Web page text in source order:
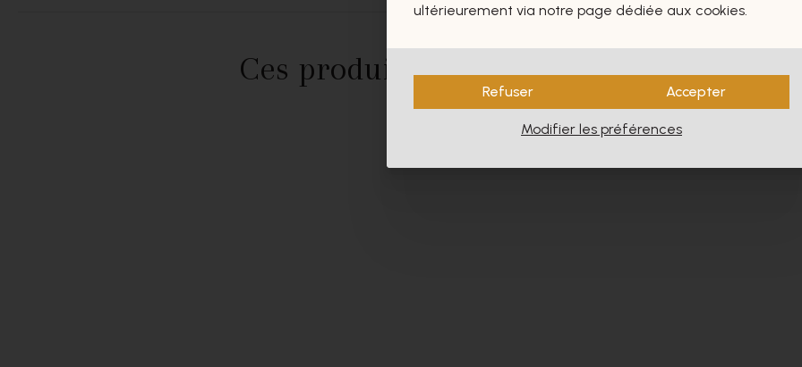
Ces produits vous intéresseront
ultérieurement via notre page dédiée aux cookies.
Refuser Accepter
Modifier les préférences